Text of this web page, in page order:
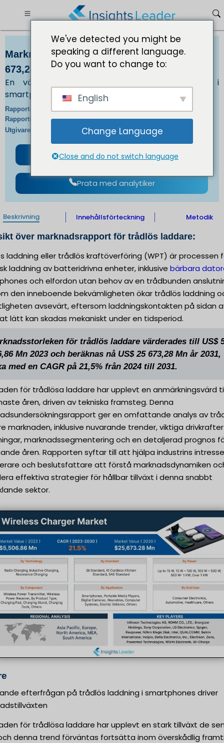
Marknadsstorlek för trådlös laddare 25
673,28 miljoner USD 2030
En växande efterfrågan på trådlös laddning i
smartphones driver marknadstillväxten
Rapport-ID: IL_589 |
Rapportspråk: En/Jp/Fr/De |
Utgivare:
Ladda ner gratis prov
Prata med analytiker
Beskrivning Innehållsförteckning Metodik
över marknadsrapport för trådlös laddare:
laddning eller trådlös kraftöverföring (WPT) är processen
laddning av batteridrivna enheter, inklusive bärbara
och elfordon utan behov av en trådbunden
den inneboende bekvämligheten ökar trådlös laddning
avsevärt, eftersom laddningskontakten på sidan
lätt kan skadas mekaniskt under en tidsperiod.
för trådlös laddare värderades till US$
Mn 2023 och beräknas nå US$ 25 673,28 Mn år 2031,
med en CAGR på 21,5% från 2024 till 2031.
för trådlösa laddare har upplevt en anmärkningsvärd
åren, driven av tekniska framsteg. Denna
ger en omfattande analys av
marknaden, inklusive nuvarande trender, viktiga
marknadssegmentering och en detaljerad prognos
åren. Rapporten syftar till att hjälpa industrins
och beslutsfattare att förstå marknadsdynamiken
effektiva strategier för hållbar tillväxt i denna snabbt
sektor.
efterfrågan på trådlös laddning i smartphones driver
för trådlösa laddare har upplevt en stark tillväxt de
denna trend förväntas fortsätta inom överskådlig
We've detected you might be
speaking a different language.
Do you want to change to:
English
Change Language
Close and do not switch language